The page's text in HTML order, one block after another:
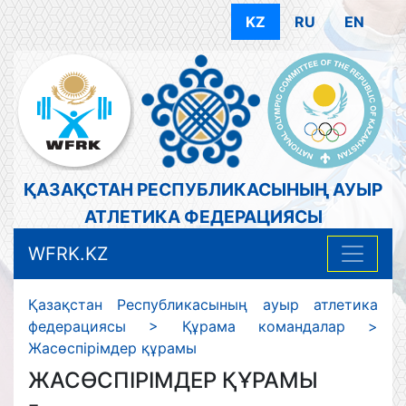
KZ RU EN
ҚАЗАҚСТАН РЕСПУБЛИКАСЫНЫҢ АУЫР
АТЛЕТИКА ФЕДЕРАЦИЯСЫ
WFRK.KZ
Қазақстан Республикасының ауыр атлетика
федерациясы > Құрама командалар >
Жасөспірімдер құрамы
ЖАСӨСПІРІМДЕР ҚҰРАМЫ